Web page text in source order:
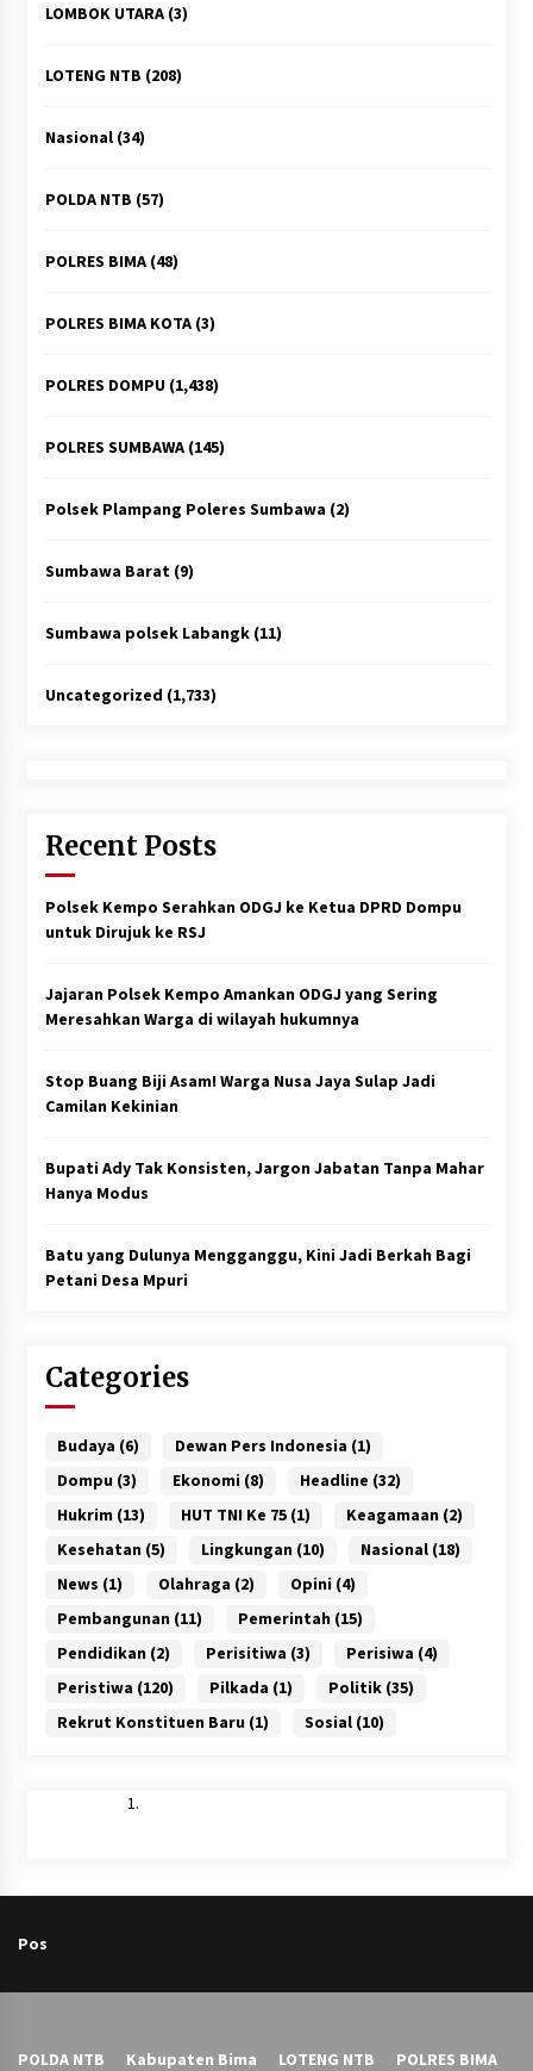
LOMBOK UTARA(3)
LOTENG NTB (208)
Nasional(34)
POLDA NTB (57)
POLRES BIMA(48)
POLRES BIMA KOTA(3)
POLRES DOMPU(1,438)
POLRES SUMBAWA(145)
Polsek Plampang Poleres Sumbawa (2)
Sumbawa Barat(9)
Sumbawa polsek Labangk(11)
Uncategorized (1,733)
Recent Posts
Polsek Kempo Serahkan ODGJ ke Ketua DPRD Dompu
untuk Dirujuk ke RSJ
Jajaran Polsek Kempo Amankan ODGJ yang Sering
Meresahkan Warga di wilayah hukumnya
Stop Buang Biji Asam! Warga Nusa Jaya Sulap Jadi
Camilan Kekinian
Bupati Ady Tak Konsisten, Jargon Jabatan Tanpa Mahar
Hanya Modus
Batu yang Dulunya Mengganggu, Kini Jadi Berkah Bagi
Petani Desa Mpuri
Categories
Budaya (6) Dewan Pers Indonesia (1)
Dompu (3) Ekonomi (8) Headline (32)
Hukrim (13) HUT TNI Ke 75(1) Keagamaan (2)
Kesehatan (5) Lingkungan (10) Nasional(18)
News (1) Olahraga (2) Opini (4)
Pembangunan (11) Pemerintah (15)
Pendidikan (2) Perisitiwa (3) Perisiwa (4)
Peristiwa (120) Pilkada (1) Politik(35)
Rekrut Konstituen Baru (1) Sosial(10)
Pos
POLDA NTB Kabupaten Bima LOTENG NTB POLRES BIMA